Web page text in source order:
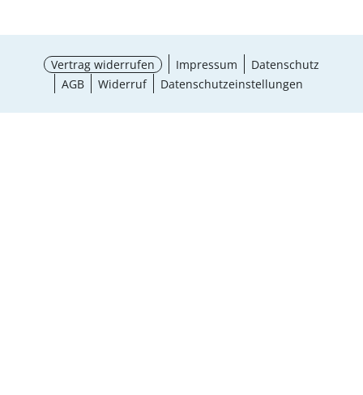
Vertrag widerrufen Impressum
Datenschutz
AGB
Widerruf Datenschutzeinstellungen